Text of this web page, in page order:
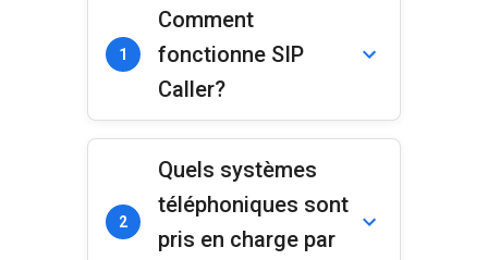
1
Comment
fonctionne SIP
Caller?
2
Quels systèmes
téléphoniques sont
pris en charge par